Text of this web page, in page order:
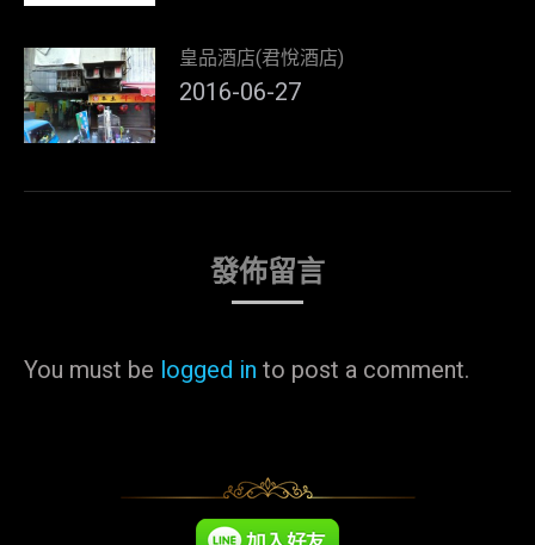
皇品酒店(君悅酒店)
2016-06-27
發佈留言
You must be logged in to post a comment.